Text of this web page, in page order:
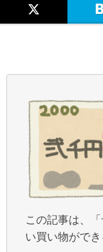
この記事は、
い買い物ができ